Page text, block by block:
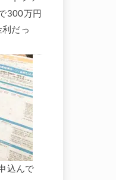
300万円
だっ
込んで